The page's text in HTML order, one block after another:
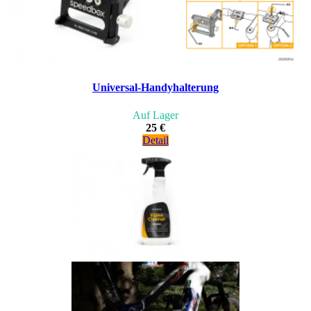
Universal-Handyhalterung
Auf Lager
25 €
Detail